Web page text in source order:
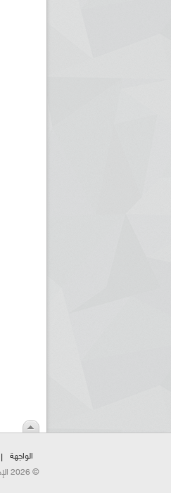
الواجهة
© 2026 الإذاعة الجزائرية. كل الحقوق محفوظة | 21 شارع الشهداء | هاتف:023500301 | فاكس:021230823/25